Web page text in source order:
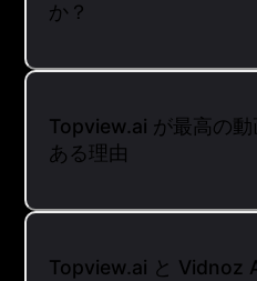
か？
Topview.ai が最高の
ある理由
Topview.ai と Vidnoz